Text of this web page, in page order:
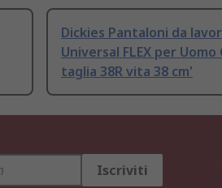
Dickies Pantaloni da
Universal FLEX per Uomo
taglia 38R vita 38 cm'
Iscriviti